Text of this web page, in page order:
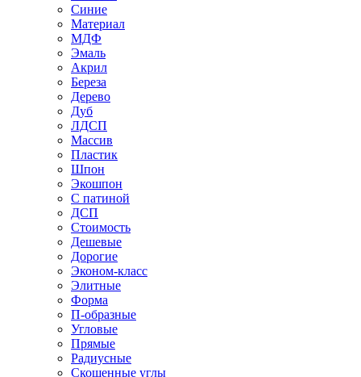
Синие
Материал
МДФ
Эмаль
Акрил
Береза
Дерево
Дуб
ЛДСП
Массив
Пластик
Шпон
Экошпон
С патиной
ДСП
Стоимость
Дешевые
Дорогие
Эконом-класс
Элитные
Форма
П-образные
Угловые
Прямые
Радиусные
Скошенные углы